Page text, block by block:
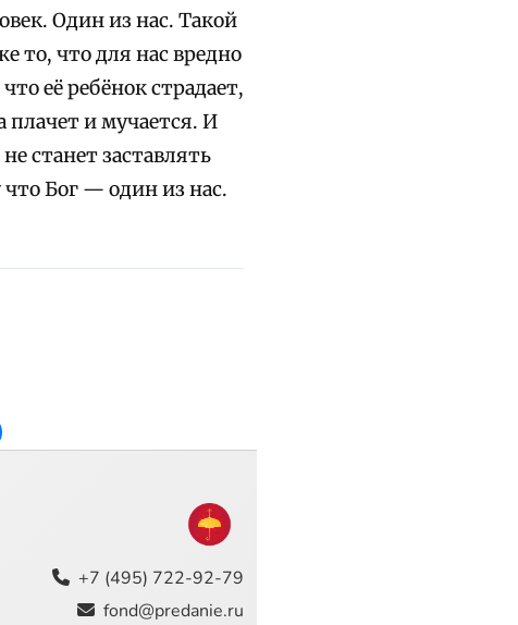
Один из нас. Такой
то, что для нас вредно
её ребёнок страдает,
и мучается. И
станет заставлять
Бог — один из нас.
+7 (495) 722-92-79
fond@predanie.ru